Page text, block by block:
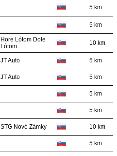
5 km
5 km
Hore Lótom Dole
Lótom
10 km
JT Auto 5 km
JT Auto 5 km
5 km
5 km
STG Nové Zámky 10 km
5 km